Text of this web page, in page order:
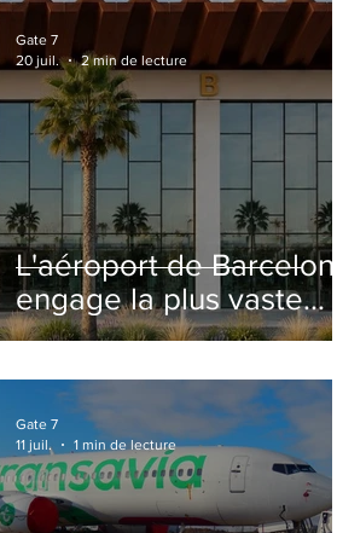
L'aéroport de Barcelone
engage la plus vaste
rénovation de son
ouverture
Gate 7
20 juil.
2 min de lecture
Gate 7
11 juil.
1 min de lecture